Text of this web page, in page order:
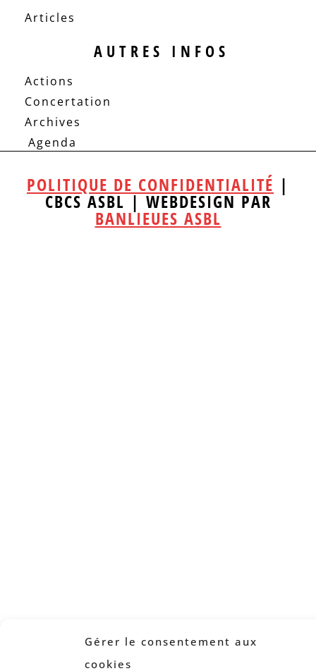
Gérer le consentement aux
cookies
Articles
AUTRES INFOS
Actions
Concertation
Archives
Agenda
POLITIQUE DE CONFIDENTIALITÉ |
CBCS ASBL | WEBDESIGN PAR
BANLIEUES ASBL